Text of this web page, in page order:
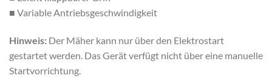
■ Variable Antriebsgeschwindigkeit
Hinweis: Der Mäher kann nur über den Elektrostart
gestartet werden. Das Gerät verfügt nicht über eine manuelle
Startvorrichtung.